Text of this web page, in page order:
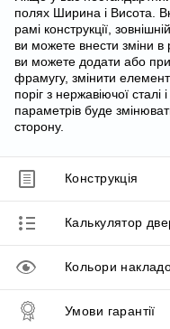
полях Ширина і Висота.
рамі конструкції,
ви можете внести зміни в
ви можете додати або
фрамугу, змінити
поріг з нержавіючої сталі
параметрів буде
сторону.
Конструкція
Калькулятор
Кольори
Умови гарантії